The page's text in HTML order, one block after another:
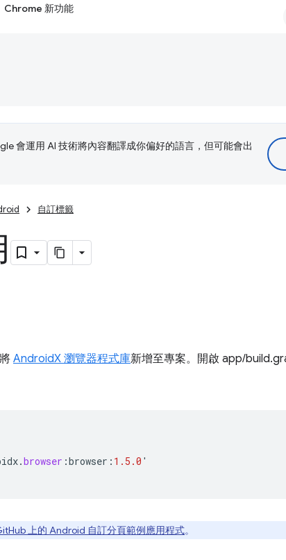
Chrome 新功能
會運用 AI 技術將內容翻譯成你偏好的語言，但可能會出
自訂標籤
AndroidX 瀏覽器程式庫新增至專案。開啟 app/
.browser :browser : 1.5.0 '
上的 Android 自訂分頁範例應用程式。